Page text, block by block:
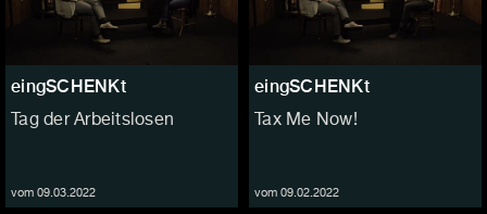
eingSCHENKt
Tag der Arbeitslosen
vom 09.03.2022
eingSCHENKt
Tax Me Now!
vom 09.02.2022